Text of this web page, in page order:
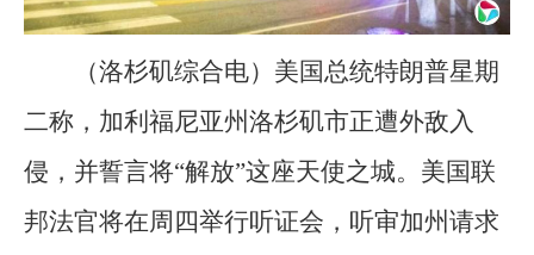
（洛杉矶综合电）美国总统特朗普星期
二称，加利福尼亚州洛杉矶市正遭外敌入
侵，并誓言将“解放”这座天使之城。美国联
邦法官将在周四举行听证会，听审加州请求